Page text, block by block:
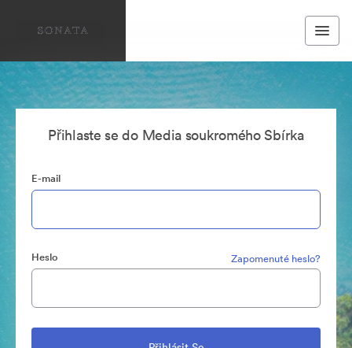
Přihlaste se do Media soukromého Sbírka
E-mail
Heslo Zapomenuté heslo?